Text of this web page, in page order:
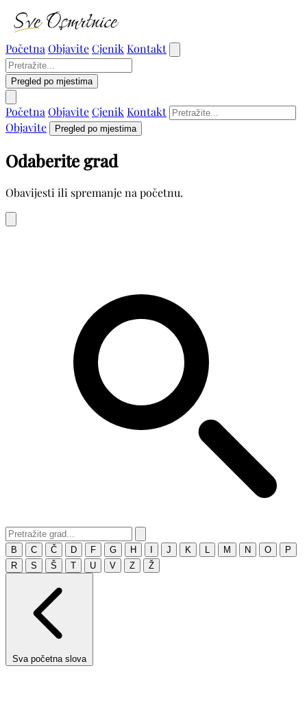
Početna ObjaviteCjenik Kontakt
Pregled po mjestima
Početna ObjaviteCjenik Kontakt
Objavite
Pregled po mjestima
Odaberite grad
Obavijesti ili spremanje na početnu.
B C Č D F G H J K M N O
P
R
S Š T U V Z Ž
Sva početna slova